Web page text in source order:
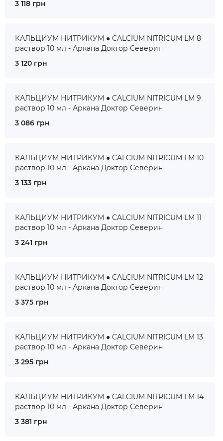
3 118 грн
КАЛЬЦИУМ НИТРИКУМ ● CALCIUM NITRICUM LM 8
раствор 10 мл - Аркана Доктор Северин
3 120 грн
КАЛЬЦИУМ НИТРИКУМ ● CALCIUM NITRICUM LM 9
раствор 10 мл - Аркана Доктор Северин
3 086 грн
КАЛЬЦИУМ НИТРИКУМ ● CALCIUM NITRICUM LM 10
раствор 10 мл - Аркана Доктор Северин
3 133 грн
КАЛЬЦИУМ НИТРИКУМ ● CALCIUM NITRICUM LM 11
раствор 10 мл - Аркана Доктор Северин
3 241 грн
КАЛЬЦИУМ НИТРИКУМ ● CALCIUM NITRICUM LM 12
раствор 10 мл - Аркана Доктор Северин
3 375 грн
КАЛЬЦИУМ НИТРИКУМ ● CALCIUM NITRICUM LM 13
раствор 10 мл - Аркана Доктор Северин
3 295 грн
КАЛЬЦИУМ НИТРИКУМ ● CALCIUM NITRICUM LM 14
раствор 10 мл - Аркана Доктор Северин
3 381 грн